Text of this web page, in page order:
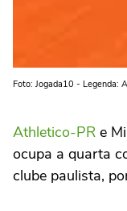
Foto: Jogada10 - Legenda:
Athletico-PR e
ocupa a quarta
clube paulista,